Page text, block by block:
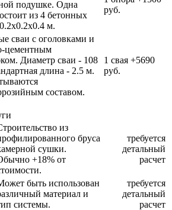
подушке. Одна
из 4 бетонных
м.
руб.
сваи с оголовками и
цементным
Диаметр сваи - 108
длина - 2.5 м.
составом.
1 свая +5690
руб.
из
бруса
сушки.
+18% от
требуется
детальный
расчет
быть использован
материал и
системы.
требуется
детальный
расчет